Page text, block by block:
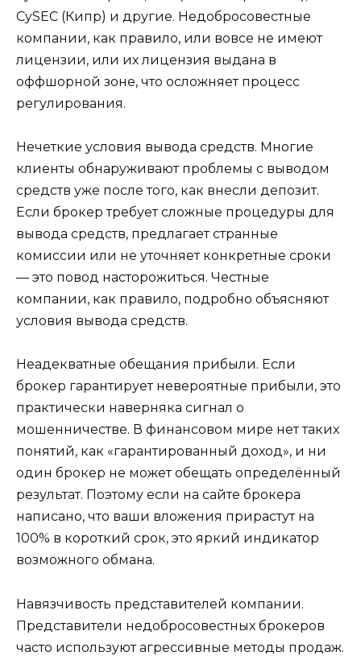
CySEC (Кипр) и другие. Недобросовестные
компании, как правило, или вовсе не имеют
лицензии, или их лицензия выдана в
оффшорной зоне, что осложняет процесс
регулирования.
Нечеткие условия вывода средств. Многие
клиенты обнаруживают проблемы с выводом
средств уже после того, как внесли депозит.
Если брокер требует сложные процедуры для
вывода средств, предлагает странные
комиссии или не уточняет конкретные сроки
— это повод насторожиться. Честные
компании, как правило, подробно объясняют
условия вывода средств.
Неадекватные обещания прибыли. Если
брокер гарантирует невероятные прибыли, это
практически наверняка сигнал о
мошенничестве. В финансовом мире нет таких
понятий, как «гарантированный доход», и ни
один брокер не может обещать определённый
результат. Поэтому если на сайте брокера
написано, что ваши вложения прирастут на
100% в короткий срок, это яркий индикатор
возможного обмана.
Навязчивость представителей компании.
Представители недобросовестных брокеров
часто используют агрессивные методы продаж.